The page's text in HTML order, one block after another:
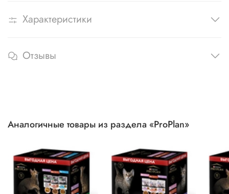
Характеристики
Отзывы
Аналогичные товары из раздела «ProPlan»